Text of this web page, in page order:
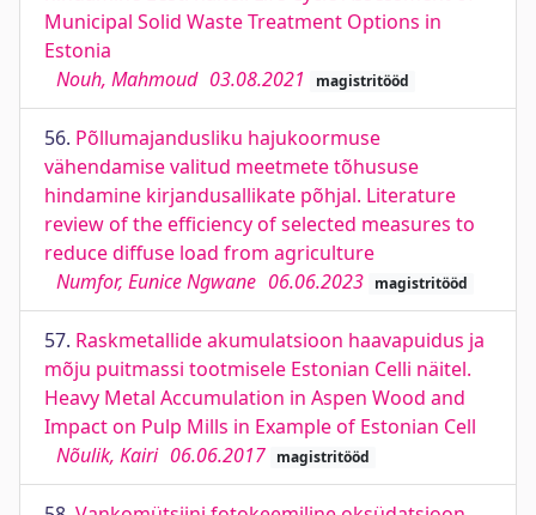
Municipal Solid Waste Treatment Options in
Estonia
Nouh, Mahmoud 03.08.2021 magistritööd
56. Põllumajandusliku hajukoormuse
vähendamise valitud meetmete tõhususe
hindamine kirjandusallikate põhjal. Literature
review of the efficiency of selected measures to
reduce diffuse load from agriculture
Numfor, Eunice Ngwane 06.06.2023 magistritööd
57. Raskmetallide akumulatsioon haavapuidus ja
mõju puitmassi tootmisele Estonian Celli näitel.
Heavy Metal Accumulation in Aspen Wood and
Impact on Pulp Mills in Example of Estonian Cell
Nõulik, Kairi 06.06.2017 magistritööd